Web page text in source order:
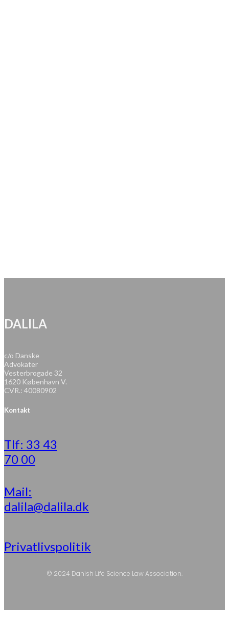
DALILA
c/o Danske
Advokater
Vesterbrogade 32
1620 København V.
CVR.: 40080902
Kontakt
Tlf: 33 43
70 00
Mail:
dalila@dalila.dk
Privatlivspolitik
© 2024 Danish Life Science Law Association.